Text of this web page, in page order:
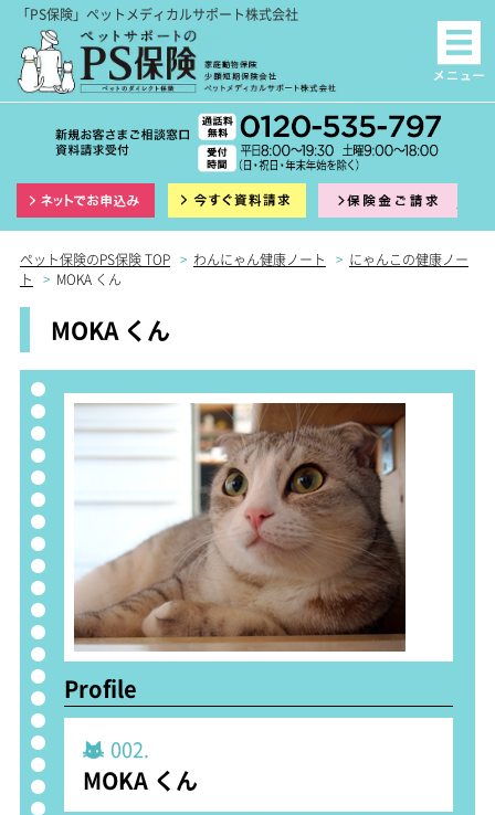
「PS保険」ペットメディカルサポート株式会社
インターネット申込 資料請求
ペット保険のPS保険 TOP > わんにゃん健康ノート > にゃんこの健康ノー
ト
> MOKA くん
MOKA くん
Profile
002.
MOKA くん